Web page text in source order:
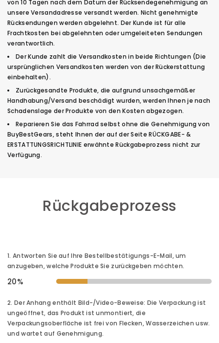
von 10 Tagen nach dem Datum der Rücksendegenehmigung an
unsere Versandadresse versandt werden. Nicht genehmigte
Rücksendungen werden abgelehnt. Der Kunde ist für alle
Frachtkosten bei abgelehnten oder umgeleiteten Sendungen
verantwortlich.
Der Kunde zahlt die Versandkosten in beide Richtungen (Die
ursprünglichen Versandkosten werden von der Rückerstattung
einbehalten).
Zurückgesandte Produkte, die aufgrund unsachgemäßer
Handhabung/Versand beschädigt wurden, werden Ihnen je nach
Schadenslage der Produkte von den Kosten abgezogen.
Reparieren Sie das Fahrrad selbst ohne die Genehmigung von
BuyBestGears, steht Ihnen der auf der Seite RÜCKGABE- &
ERSTATTUNGSRICHTLINIE erwähnte Rückgabeprozess nicht zur
Verfügung.
Rückgabeprozess
1. Antworten Sie auf Ihre Bestellbestätigungs-E-Mail, um
anzugeben, welche Produkte Sie zurückgeben möchten.
20%
2. Der Anhang enthält Bild-/Video-Beweise: Die Verpackung ist
ungeöffnet, das Produkt ist unmontiert, die
Verpackungsoberfläche ist frei von Flecken, Wasserzeichen usw.
und wartet auf Genehmigung.